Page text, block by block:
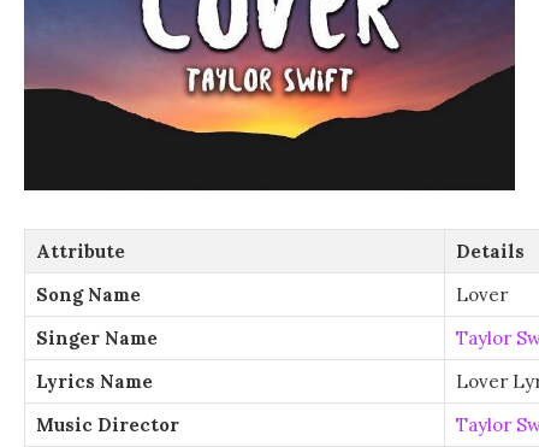
Attribute
Details
Song Name
Lover
Singer Name
Taylor
Lyrics Name
Lover
Music Director
Taylor